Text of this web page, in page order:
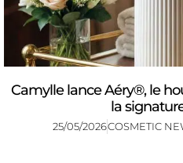
Camylle lance Aéry®, le
la
25/05/2026COSMETIC